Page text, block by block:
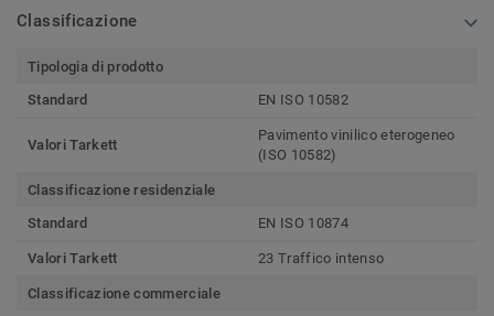
Classificazione
Tipologia di prodotto
Standard
EN ISO 10582
Valori Tarkett
Pavimento vinilico eterogeneo
(ISO 10582)
Classificazione residenziale
Standard
EN ISO 10874
Valori Tarkett 23 Traffico intenso
Classificazione commerciale